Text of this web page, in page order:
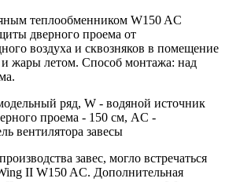
теплообменником W150 AC
дверного проема от
воздуха и сквозняков в помещение
жары летом. Способ монтажа: над
ряд, W - водяной источник
проема - 150 см, AC -
вентилятора завесы
завес, могло встречаться
II W150 AC. Дополнительная